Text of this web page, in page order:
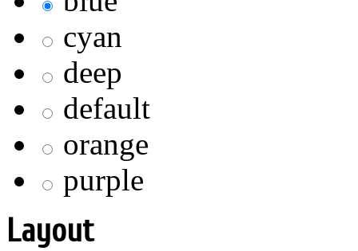
cyan
deep
default
orange
purple
Layout